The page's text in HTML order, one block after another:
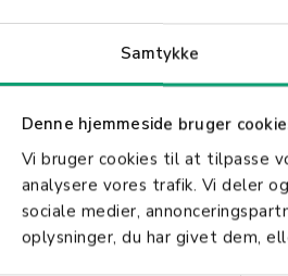
Samtykke
Denne hjemmeside bruger
Vi bruger cookies til at tilpasse
analysere vores trafik. Vi deler
sociale medier,
oplysninger, du har givet dem,